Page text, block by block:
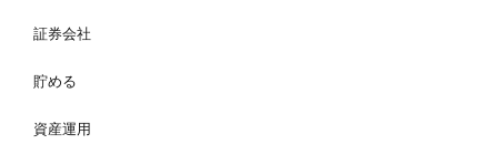
証券会社
貯める
資産運用